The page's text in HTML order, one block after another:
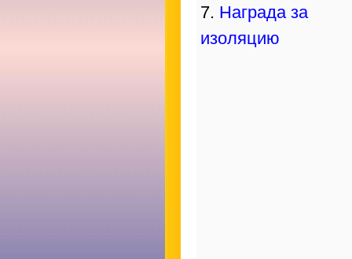
7. Награда за
изоляцию